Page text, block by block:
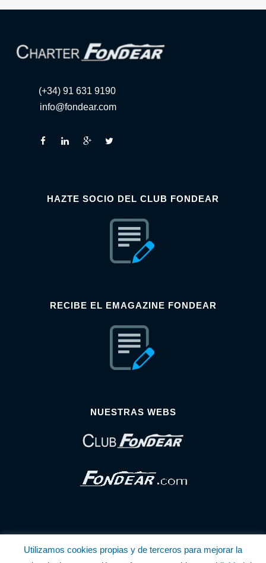
(+34) 91 631 9190
info@fondear.com
HAZTE SOCIO DEL CLUB FONDEAR
RECIBE EL EMAGAZINE FONDEAR
NUESTRAS WEBS
Utilizamos cookies propias y de terceros para mejorar la